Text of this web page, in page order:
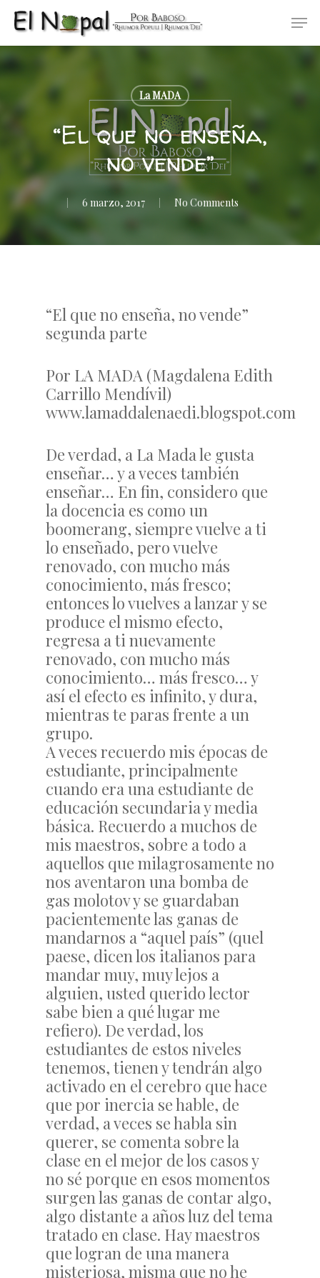
Skip
main
content
La MADA
“El que no enseña,
no vende”
6 marzo, 2017 No Comments
“El que no enseña, no vende”
segunda parte
Por LA MADA (Magdalena Edith
Carrillo Mendívil)
www.lamaddalenaedi.blogspot.com
De verdad, a La Mada le gusta
enseñar… y a veces también
enseñar… En fin, considero que
la docencia es como un
boomerang, siempre vuelve a ti
lo enseñado, pero vuelve
renovado, con mucho más
conocimiento, más fresco;
entonces lo vuelves a lanzar y se
produce el mismo efecto,
regresa a ti nuevamente
renovado, con mucho más
conocimiento… más fresco… y
así el efecto es infinito, y dura,
mientras te paras frente a un
grupo.
A veces recuerdo mis épocas de
estudiante, principalmente
cuando era una estudiante de
educación secundaria y media
básica. Recuerdo a muchos de
mis maestros, sobre a todo a
aquellos que milagrosamente no
nos aventaron una bomba de
gas molotov y se guardaban
pacientemente las ganas de
mandarnos a “aquel país” (quel
paese, dicen los italianos para
mandar muy, muy lejos a
alguien, usted querido lector
sabe bien a qué lugar me
refiero). De verdad, los
estudiantes de estos niveles
tenemos, tienen y tendrán algo
activado en el cerebro que hace
que por inercia se hable, de
verdad, a veces se habla sin
querer, se comenta sobre la
clase en el mejor de los casos y
no sé porque en esos momentos
surgen las ganas de contar algo,
algo distante a años luz del tema
tratado en clase. Hay maestros
que logran de una manera
misteriosa, misma que no he